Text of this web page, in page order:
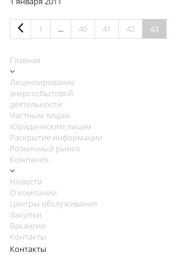
1 ... 40 41 42 43
Главная
Лицензирование
энергосбытовой
деятельности
Частным лицам
Юридическим лицам
Раскрытие информации
Розничный рынок
Компания
Новости
О компании
Центры обслуживания
Закупки
Вакансии
Контакты
Контакты